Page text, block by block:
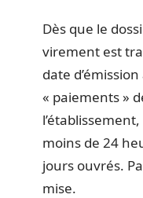
Dès que le
virement est
date
« paiements »
moins de 24
jours ouvrés.
mise.